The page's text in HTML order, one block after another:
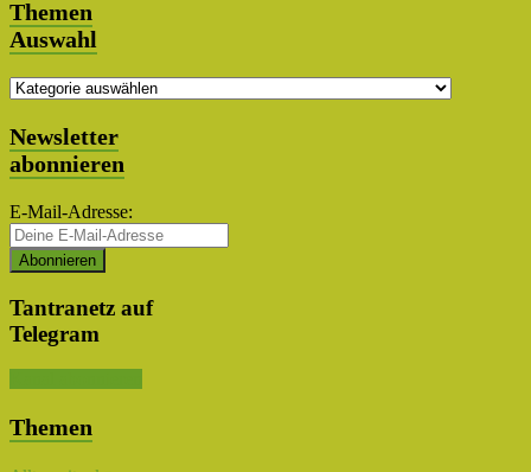
Themen
Auswahl
Themen
Newsletter
abonnieren
E-Mail-Adresse:
Tantranetz auf
Telegram
Themen